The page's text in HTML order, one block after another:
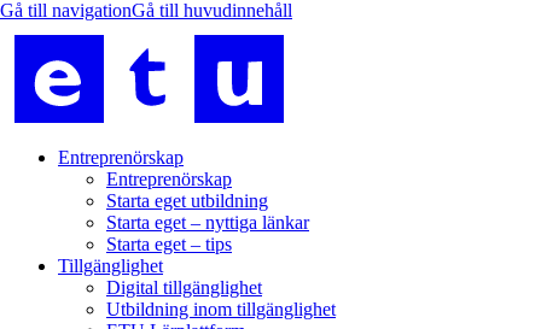
Entreprenörskap
Entreprenörskap
Starta eget utbildning
Starta eget – nyttiga länkar
Starta eget – tips
Tillgänglighet
Digital tillgänglighet
Utbildning inom tillgänglighet